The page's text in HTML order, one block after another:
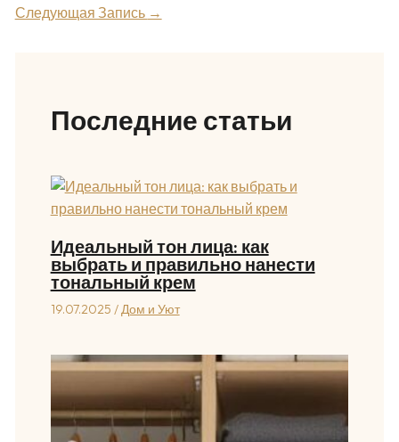
Следующая Запись →
Последние статьи
Идеальный тон лица: как
выбрать и правильно нанести
тональный крем
19.07.2025 /Дом и Уют